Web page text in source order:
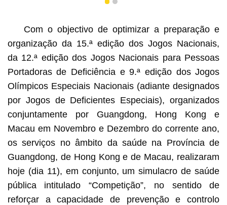
O Director dos Serviços de Saúde, Lo Iek
a liderança de Macau
1 2
Com o objectivo de optimizar a preparação e
organização da 15.ª edição dos Jogos Nacionais,
da 12.ª edição dos Jogos Nacionais para Pessoas
Portadoras de Deficiência e 9.ª edição dos Jogos
Olímpicos Especiais Nacionais (adiante designados
por Jogos de Deficientes Especiais), organizados
conjuntamente por Guangdong, Hong Kong e
Macau em Novembro e Dezembro do corrente ano,
os serviços no âmbito da saúde na Província de
Guangdong, de Hong Kong e de Macau, realizaram
hoje (dia 11), em conjunto, um simulacro de saúde
pública intitulado “Competição”, no sentido de
reforçar a capacidade de prevenção e controlo